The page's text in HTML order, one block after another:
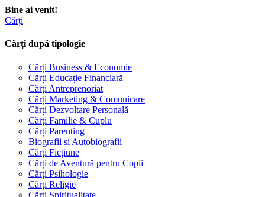
Bine ai venit!
Cărți
Cărți după tipologie
Cărți Business & Economie
Cărți Educație Financiară
Cărți Antreprenoriat
Cărți Marketing & Comunicare
Cărți Dezvoltare Personală
Cărți Familie & Cuplu
Cărți Parenting
Biografii și Autobiografii
Cărți Ficțiune
Cărți de Aventură pentru Copii
Cărți Psihologie
Cărți Religie
Cărți Spiritualitate